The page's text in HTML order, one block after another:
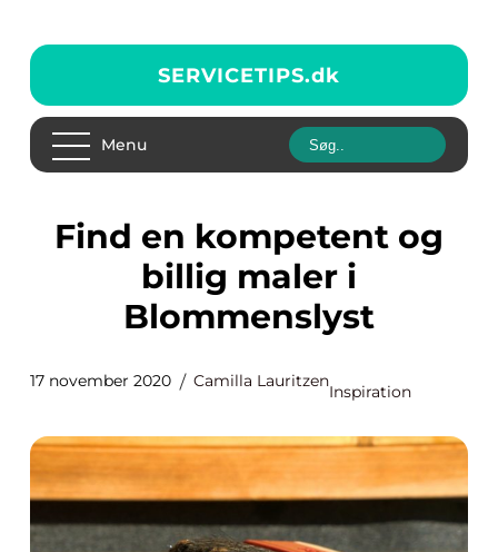
SERVICETIPS.dk
Menu
Find en kompetent og
billig maler i
Blommenslyst
17 november 2020 Camilla Lauritzen
Inspiration